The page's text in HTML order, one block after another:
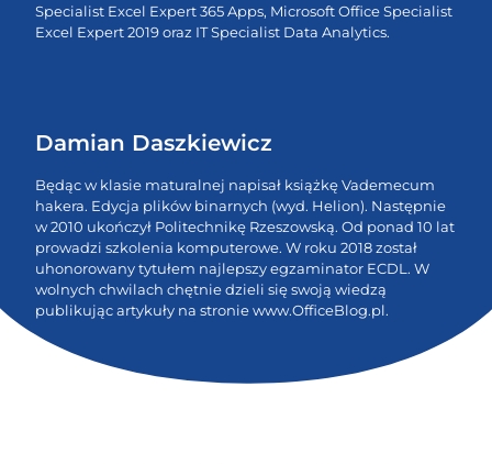
Specialist Excel Expert 365 Apps, Microsoft Office Specialist
Excel Expert 2019 oraz IT Specialist Data Analytics.
Damian Daszkiewicz
Będąc w klasie maturalnej napisał książkę Vademecum
hakera. Edycja plików binarnych (wyd. Helion). Następnie
w 2010 ukończył Politechnikę Rzeszowską. Od ponad 10 lat
prowadzi szkolenia komputerowe. W roku 2018 został
uhonorowany tytułem najlepszy egzaminator ECDL. W
wolnych chwilach chętnie dzieli się swoją wiedzą
publikując artykuły na stronie www.OfficeBlog.pl.